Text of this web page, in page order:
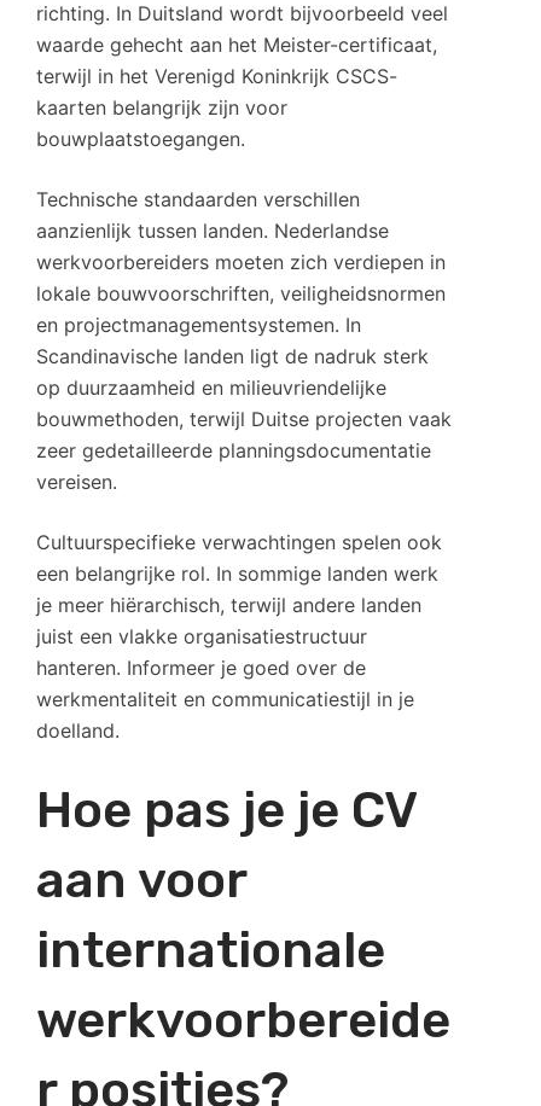
richting. In Duitsland wordt bijvoorbeeld veel
waarde gehecht aan het Meister-certificaat,
terwijl in het Verenigd Koninkrijk CSCS-
kaarten belangrijk zijn voor
bouwplaatstoegangen.
Technische standaarden verschillen
aanzienlijk tussen landen. Nederlandse
werkvoorbereiders moeten zich verdiepen in
lokale bouwvoorschriften, veiligheidsnormen
en projectmanagementsystemen. In
Scandinavische landen ligt de nadruk sterk
op duurzaamheid en milieuvriendelijke
bouwmethoden, terwijl Duitse projecten vaak
zeer gedetailleerde planningsdocumentatie
vereisen.
Cultuurspecifieke verwachtingen spelen ook
een belangrijke rol. In sommige landen werk
je meer hiërarchisch, terwijl andere landen
juist een vlakke organisatiestructuur
hanteren. Informeer je goed over de
werkmentaliteit en communicatiestijl in je
doelland.
Hoe pas je je CV
aan voor
internationale
werkvoorbereide
r posities?